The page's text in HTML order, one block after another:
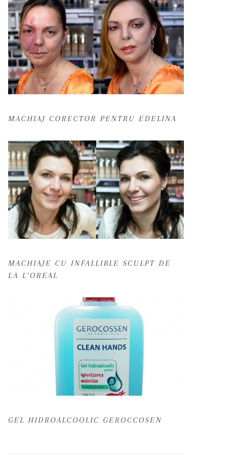
MACHIAJ CORECTOR PENTRU EDELINA
MACHIAJE CU INFALLIBLE SCULPT DE
LA L’OREAL
GEL HIDROALCOOLIC GEROCCOSEN